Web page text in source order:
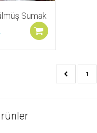
Sumak
1